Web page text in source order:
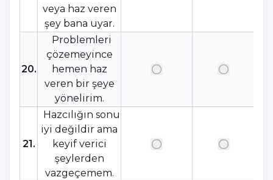
veya haz veren
şey bana uyar.
20.
Problemleri
çözemeyince
hemen haz
veren bir şeye
yönelirim.
21.
Hazcılığın sonu
iyi değildir ama
keyif verici
şeylerden
vazgeçemem.